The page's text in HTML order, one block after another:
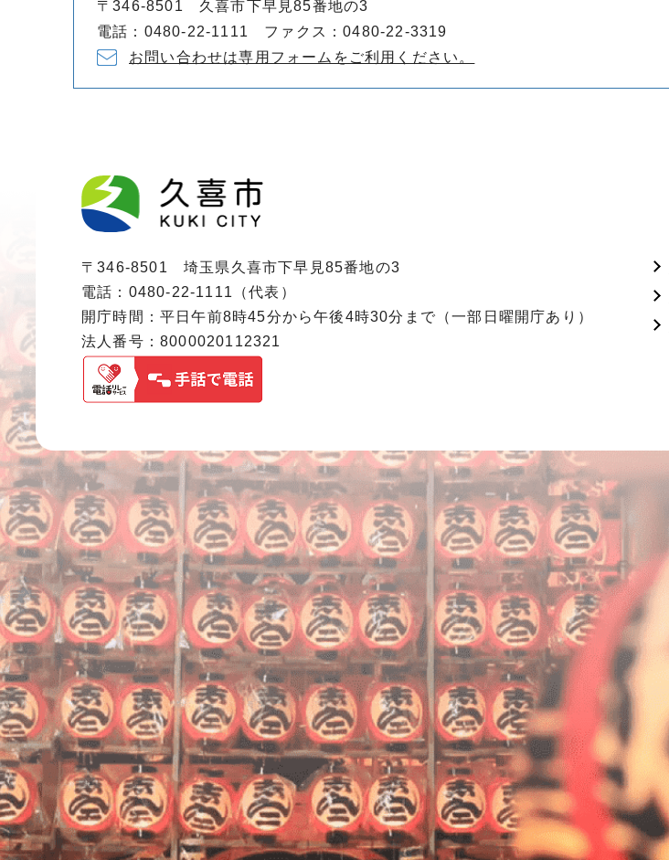
〒346-8501 久喜市下早見85番地の3
電話：0480-22-1111 ファクス：0480-22-3319
お問い合わせは専用フォームをご利用ください。
〒346-8501 埼玉県久喜市下早見85番地の3
電話：0480-22-1111（代表）
開庁時間：平日午前8時45分から午後4時30分まで（一部日曜開庁あり）
法人番号：8000020112321